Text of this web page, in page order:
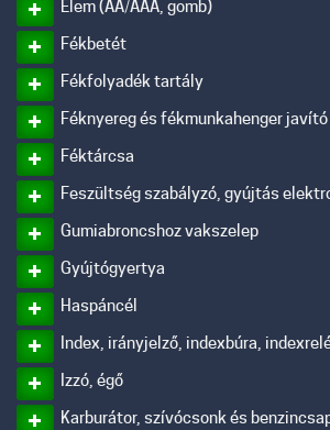
Elem (AA/AAA, gomb)
Fékbetét
Fékfolyadék tartály
Féknyereg és fékmunkahenger
Féktárcsa
Feszültség szabályzó, gyújtás
Gumiabroncshoz vakszelep
Gyújtógyertya
Haspáncél
Index, irányjelző, indexbúra,
Izzó, égő
Karburátor, szívócsonk és